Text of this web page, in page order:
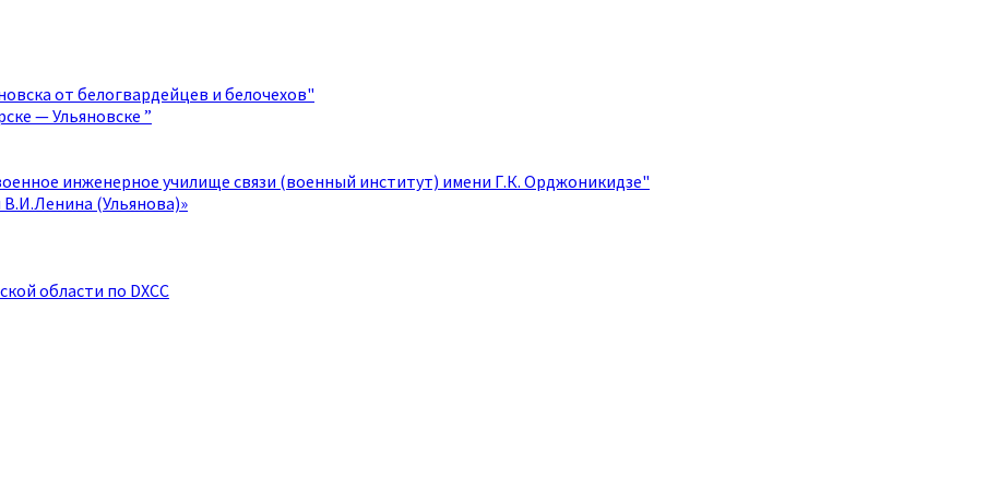
от белогвардейцев и белочехов"
— Ульяновске ”
инженерное училище связи (военный институт) имени Г.К. Орджоникидзе"
(Ульянова)»
области по DXCC